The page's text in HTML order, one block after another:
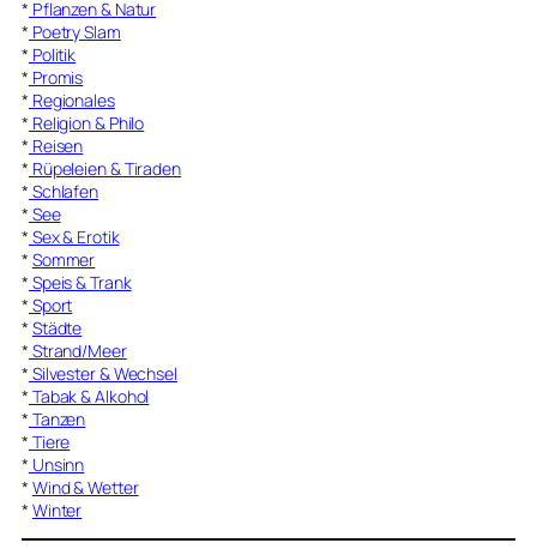
* Pflanzen & Natur
* Poetry Slam
* Politik
* Promis
* Regionales
* Religion & Philo
* Reisen
* Rüpeleien & Tiraden
* Schlafen
* See
* Sex & Erotik
* Sommer
* Speis & Trank
* Sport
* Städte
* Strand/Meer
* Silvester & Wechsel
* Tabak & Alkohol
* Tanzen
* Tiere
* Unsinn
* Wind & Wetter
* Winter